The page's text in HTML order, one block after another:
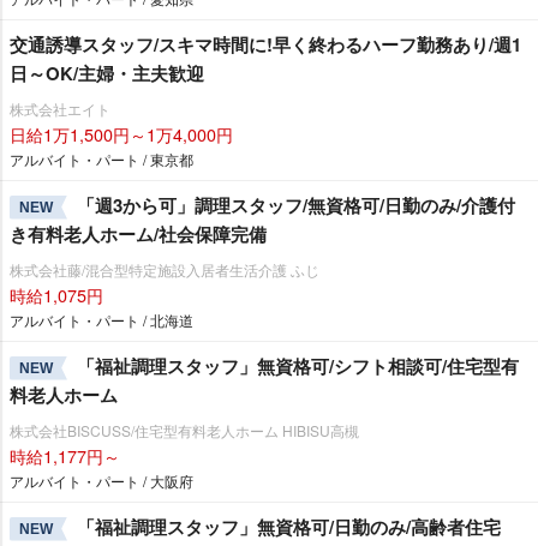
交通誘導スタッフ/スキマ時間に!早く終わるハーフ勤務あり/週1
日～OK/主婦・主夫歓迎
株式会社エイト
日給1万1,500円～1万4,000円
アルバイト・パート / 東京都
NEW
「週3から可」調理スタッフ/無資格可/日勤のみ/介護付
き有料老人ホーム/社会保障完備
株式会社藤/混合型特定施設入居者生活介護 ふじ
時給1,075円
アルバイト・パート / 北海道
NEW
「福祉調理スタッフ」無資格可/シフト相談可/住宅型有
料老人ホーム
株式会社BISCUSS/住宅型有料老人ホーム HIBISU高槻
時給1,177円～
アルバイト・パート / 大阪府
NEW 「福祉調理スタッフ」無資格可/日勤のみ/高齢者住宅